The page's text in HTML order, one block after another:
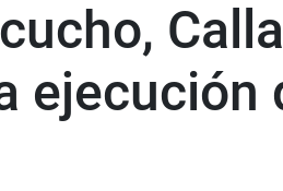
ejecución